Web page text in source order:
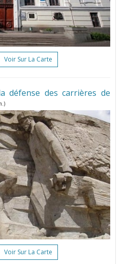
Voir Sur La Carte
défense des carrières de
Voir Sur La Carte